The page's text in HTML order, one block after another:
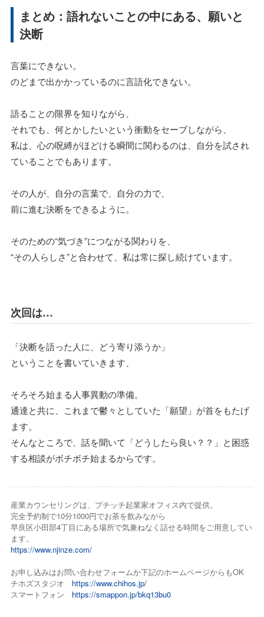
まとめ：語れないことの中にある、願いと
決断
言葉にできない。
のどまで出かかっているのに言語化できない。
語ることの限界を知りながら、
それでも、何とかしたいという衝動をセーブしながら、
私は、心の呪縛がほどける瞬間に関わるのは、自分を試され
ていることでもあります。
その人が、自分の言葉で、自分の力で、
前に進む決断をできるように。
そのための“気づき”につながる関わりを、
“その人らしさ”と合わせて、私は常に探し続けています。
次回は…
「決断を語った人に、どう寄り添うか」
ということを書いていきます、
そろそろ始まる人事異動の準備。
通達と共に、これまで鬱々としていた「願望」が首をもたげ
ます。
そんなところで、話を聞いて「どうしたら良い？？」と困惑
する相談がボチボチ始まるからです。
産業カウンセリングは、プチッチ起業家オフィス内で提供。
完全予約制で10分1000円でお茶を飲みながら
早良区小田部4丁目にある場所で気兼ねなく話せる時間をご用意してい
ます。
https://www.njinze.com/
お申し込みはお問い合わせフォームか下記のホームページからもOK
チホズスタジオ https://www.chihos.jp/
スマートフォン https://smappon.jp/bkq13bu0